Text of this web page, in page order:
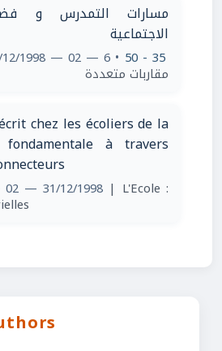
مسارات التمدرس و
الاجتماعية
35 - 50
• 6 — 02 — 31/12/1998
مقاربات متعددة
chez les écoliers de la
à travers
— 31/12/1998 | L'Ecole :